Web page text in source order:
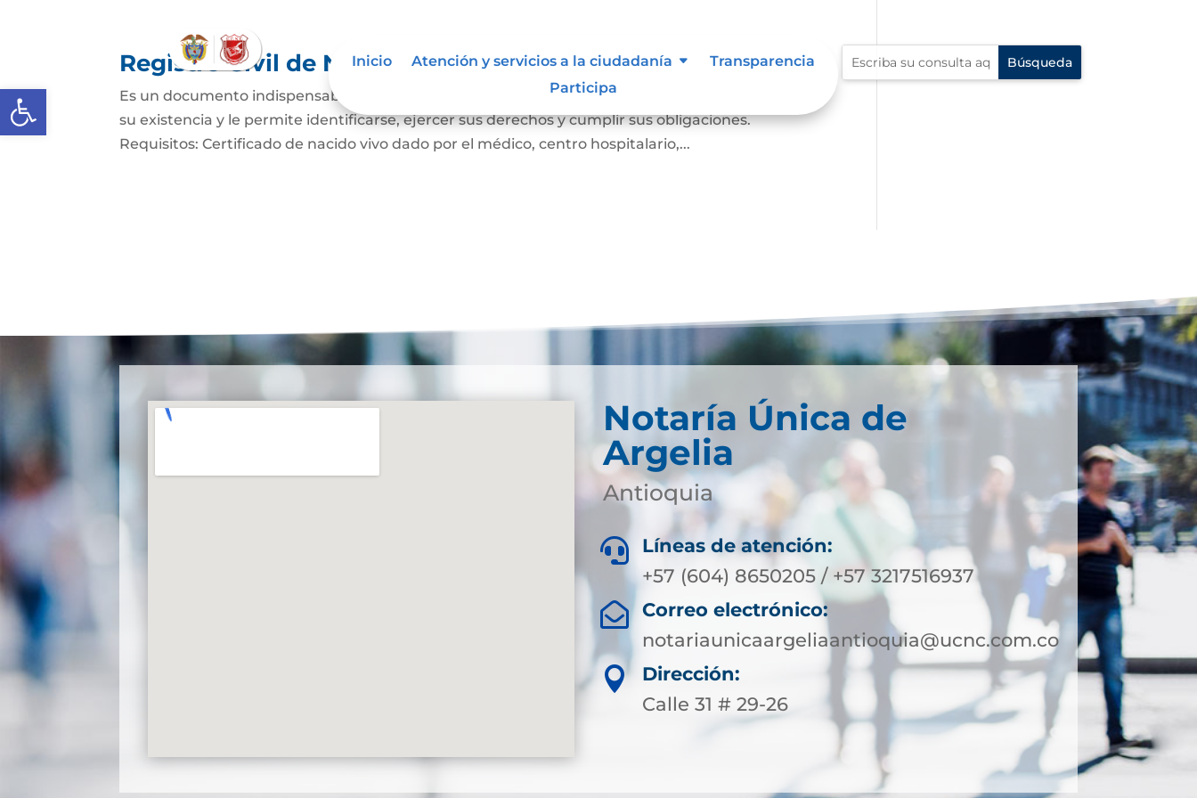
Abrir barra de herramientas
Inicio Atención y servicios a la ciudadanía
Transparencia
Participa
Registro Civil de Nacimiento
Es un documento indispensable mediante el cual la persona prueba ante la familia y la sociedad
su existencia y le permite identificarse, ejercer sus derechos y cumplir sus obligaciones.
Requisitos: Certificado de nacido vivo dado por el médico, centro hospitalario,...
Notaría Única de
Argelia
Antioquia

Líneas de atención:
+57 (604) 8650205 / +57 3217516937

Correo electrónico:
notariaunicaargeliaantioquia@ucnc.com.co

Dirección:
Calle 31 # 29-26